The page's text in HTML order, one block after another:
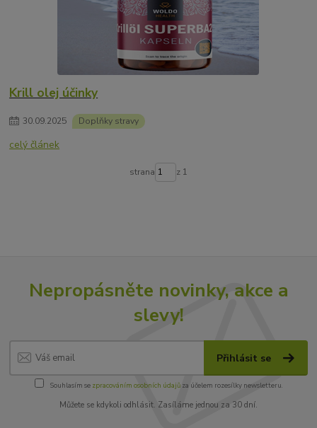
Krill olej účinky
30.09.2025 Doplňky stravy
celý článek
strana z 1
Nepropásněte novinky, akce a
slevy!
Přihlásit se
Souhlasím se zpracováním osobních údajůza účelem rozesílky newsletteru.
Můžete se kdykoli odhlásit. Zasíláme jednou za 30 dní.